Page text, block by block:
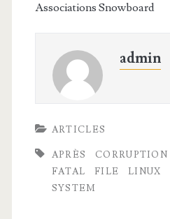
Associations Snowboard
admin
ARTICLES
APRÈS CORRUPTION
FATAL
FILE LINUX
SYSTEM